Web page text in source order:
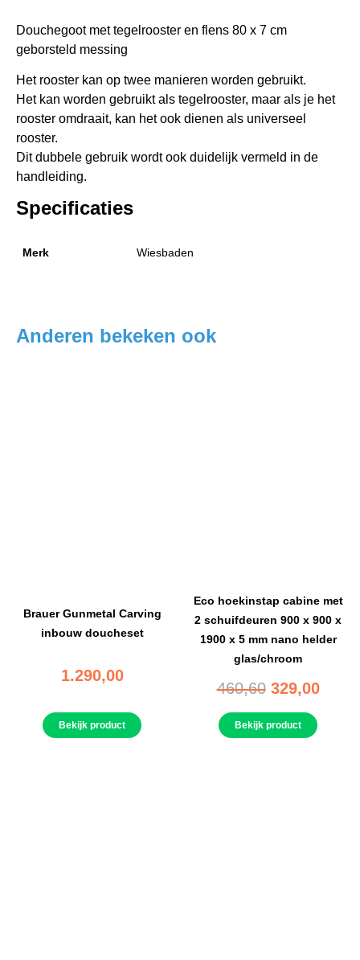
Douchegoot met tegelrooster en flens 80 x 7 cm
geborsteld messing
Het rooster kan op twee manieren worden gebruikt.
Het kan worden gebruikt als tegelrooster, maar als je het
rooster omdraait, kan het ook dienen als universeel
rooster.
Dit dubbele gebruik wordt ook duidelijk vermeld in de
handleiding.
Specificaties
Merk Wiesbaden
Anderen bekeken ook
Brauer Gunmetal Carving
inbouw doucheset
1.290,00
Bekijk product
Eco hoekinstap cabine met
2 schuifdeuren 900 x 900 x
1900 x 5 mm nano helder
glas/chroom
460,60 329,00
Bekijk product